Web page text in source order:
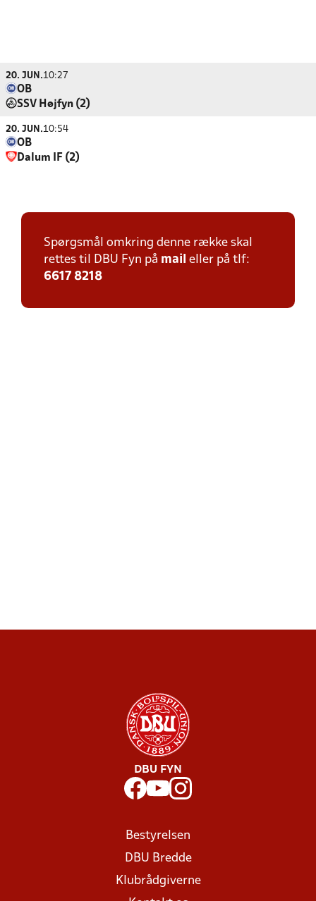
20. JUN.10:27
OB
SSV Højfyn (2)
20. JUN.10:54
OB
Dalum IF (2)
Spørgsmål omkring denne række skal
rettes til DBU Fyn på mail eller på tlf:
6617 8218
DBU FYN
Bestyrelsen
DBU Bredde
Klubrådgiverne